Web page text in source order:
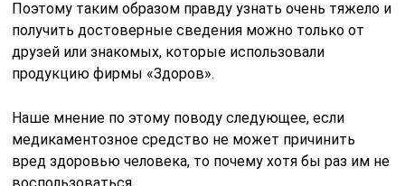
Поэтому таким образом правду узнать очень тяжело и
получить достоверные сведения можно только от
друзей или знакомых, которые использовали
продукцию фирмы «Здоров».
Наше мнение по этому поводу следующее, если
медикаментозное средство не может причинить
вред здоровью человека, то почему хотя бы раз им не